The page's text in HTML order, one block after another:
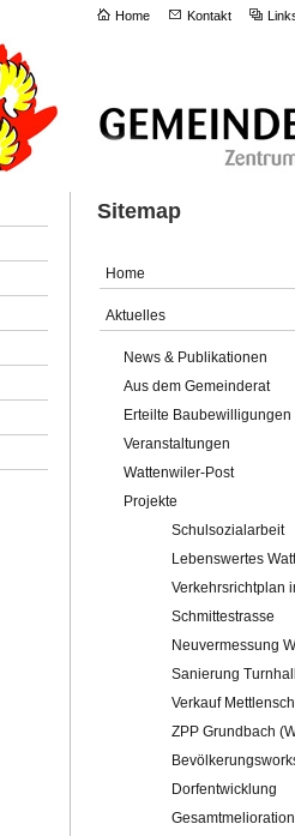
Home Kontakt
Sitemap
Home
Aktuelles
News & Publikationen
Aus dem Gemeinderat
Erteilte Baubewilligungen
Veranstaltungen
Wattenwiler-Post
Projekte
Schulsozialarbeit
Lebenswertes
Verkehrsrichtplan
Schmittestrasse
Neuvermessung
Sanierung
Verkauf
ZPP Grundbach
Dorfentwicklung